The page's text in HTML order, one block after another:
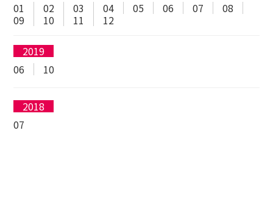
01
02 03 04 05 06 07
08
09
10 11 12
2019
06
10
2018
07